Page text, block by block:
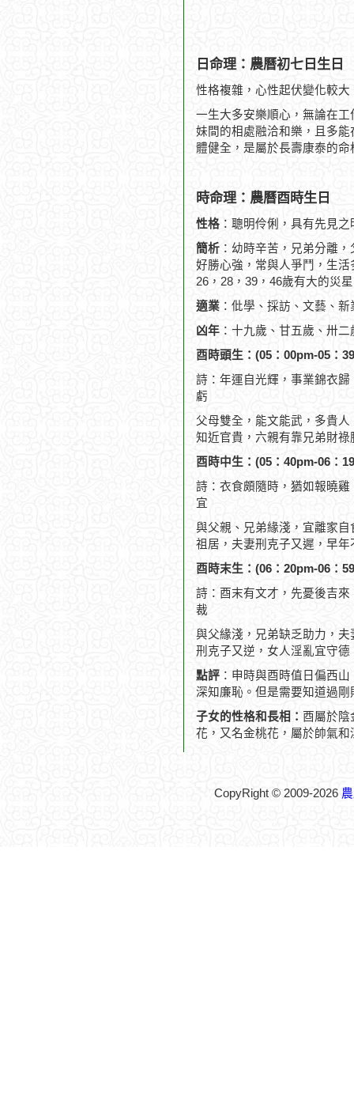
日命理：農曆初七日生日
性格複雜，心性起伏變化較
一生大多安樂順心，無論在
妹間的相處融洽和樂，且多
體健全，是屬於長壽康泰的命
時命理：農曆酉時生日
性格 ：聰明伶俐，具有先見
簡析 ：幼時辛苦，兄弟分離
好勝心強，常與人爭鬥，生
26，28，39，46歲有大的災
適業 ：仳學、採訪、文藝、
凶年 ：十九歲、甘五歲、卅
酉時頭生：(05：00pm-05：
詩：年運自光輝，事業錦衣
虧
父母雙全，能文能武，多貴
知近官貴，六親有靠兄弟財祿
酉時中生：(05：40pm-06：
詩：衣食頗隨時，猶如報曉
宜
與父親、兄弟緣淺，宜離家
祖居，夫妻刑克子又遲，早年
酉時末生：(06：20pm-06：
詩：酉末有文才，先憂後吉
裁
與父緣淺，兄弟缺乏助力，
刑克子又逆，女人淫亂宜守德
點評 ：申時與酉時值日偏西
深知廉恥。但是需要知道過剛
子女的性格和長相： 酉屬於陰
花，又名金桃花，屬於帥氣
CopyRight © 2009-2026